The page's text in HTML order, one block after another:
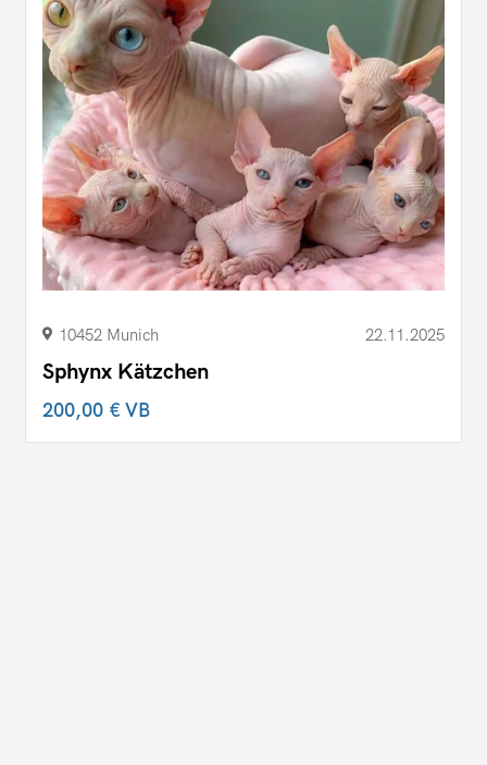
10452 Munich 22.11.2025
Sphynx Kätzchen
200,00 €VB